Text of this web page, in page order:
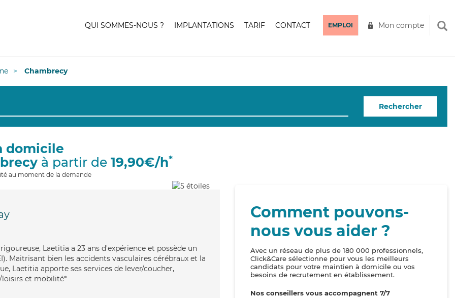
QUI SOMMES-NOUS ? IMPLANTATIONS TARIF CONTACT EMPLOI Mon compte
Chambrecy
Rechercher
domicile
à partir de 19,90€/h*
au moment de la demande
Laetitia a 23 ans d'expérience et possède un
Maitrisant bien les accidents vasculaires cérébraux et la
Laetitia apporte ses services de lever/coucher,
loisirs et mobilité*
Comment pouvons-
nous vous aider ?
Avec un réseau de plus de 180 000 professionnels,
Click&Care sélectionne pour vous les meilleurs
candidats pour votre maintien à domicile ou vos
besoins de recrutement en établissement.
Nos conseillers vous accompagnent 7/7